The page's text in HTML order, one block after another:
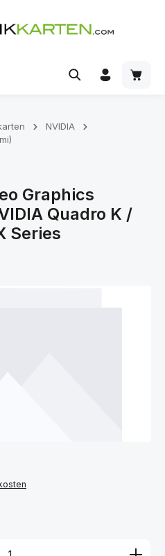
NVIDIA
0 von 5 Sternen
Graphics
Quadro K /
Series
gewünschten Wert ein